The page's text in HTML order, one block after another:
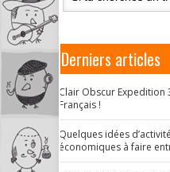
Derniers articles
Clair Obscur Expedition
Français !
Quelques idées
économiques à faire